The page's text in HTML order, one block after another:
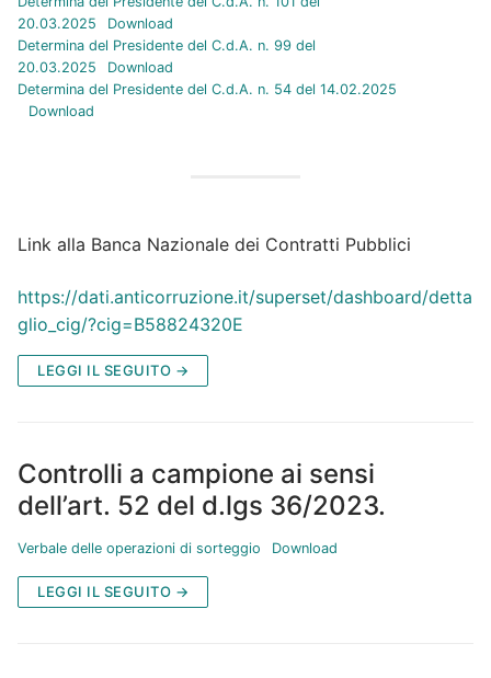
20.03.2025
Download
Determina del Presidente del C.d.A. n. 99 del
20.03.2025
Download
Determina del Presidente del C.d.A. n. 54 del 14.02.2025
Download
Link alla Banca Nazionale dei Contratti Pubblici
https://dati.anticorruzione.it/superset/dashboard/detta
glio_cig/?cig=B58824320E
LEGGI IL SEGUITO →
Controlli a campione ai sensi
dell’art. 52 del d.lgs 36/2023.
Verbale delle operazioni di sorteggio Download
LEGGI IL SEGUITO →